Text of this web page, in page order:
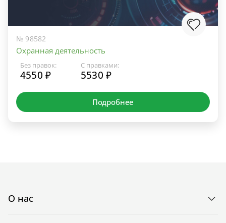
№ 98582
Охранная деятельность
Без правок:
4550 ₽
С правками:
5530 ₽
Подробнее
О нас